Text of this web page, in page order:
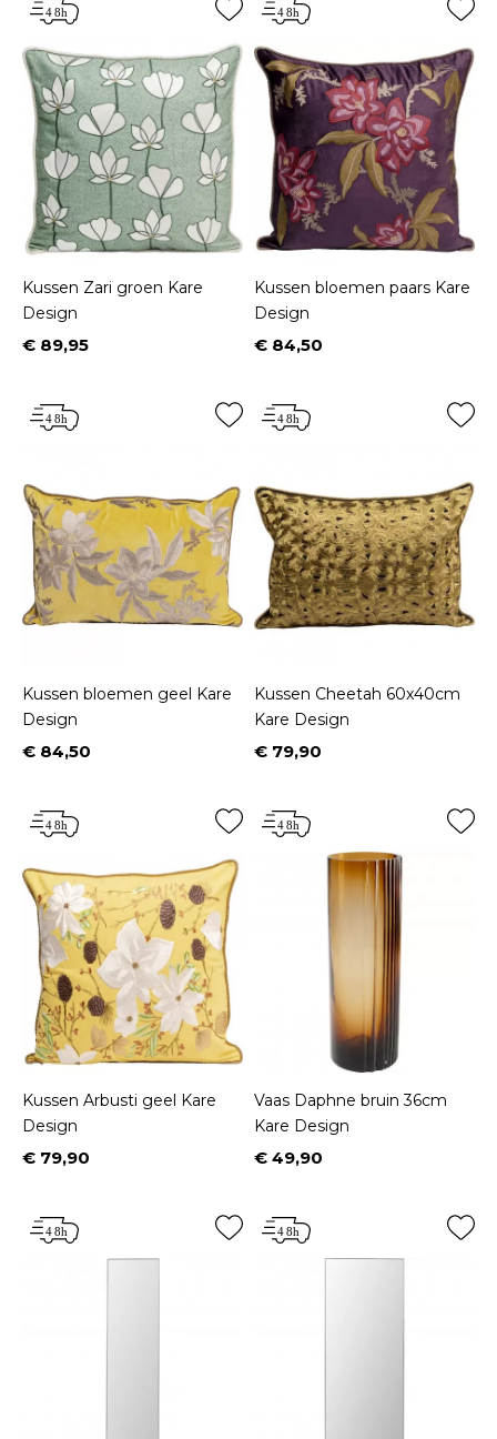
Kussen Zari groen Kare
Design
Prijs
€ 89,95
Kussen bloemen paars Kare
Design
Prijs
€ 84,50
Kussen bloemen geel Kare
Design
Prijs
€ 84,50
Kussen Cheetah 60x40cm
Kare Design
Prijs
€ 79,90
Kussen Arbusti geel Kare
Design
Prijs
€ 79,90
Vaas Daphne bruin 36cm
Kare Design
Prijs
€ 49,90